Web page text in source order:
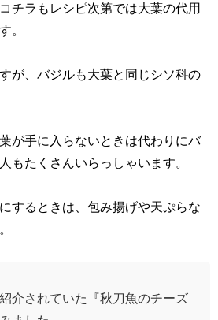
チラもレシピ次第では大葉の代用
。
が、バジルも大葉と同じシソ科の
が手に入らないときは代わりにバ
もたくさんいらっしゃいます。
するときは、包み揚げや天ぷらな
介されていた『秋刀魚のチーズ